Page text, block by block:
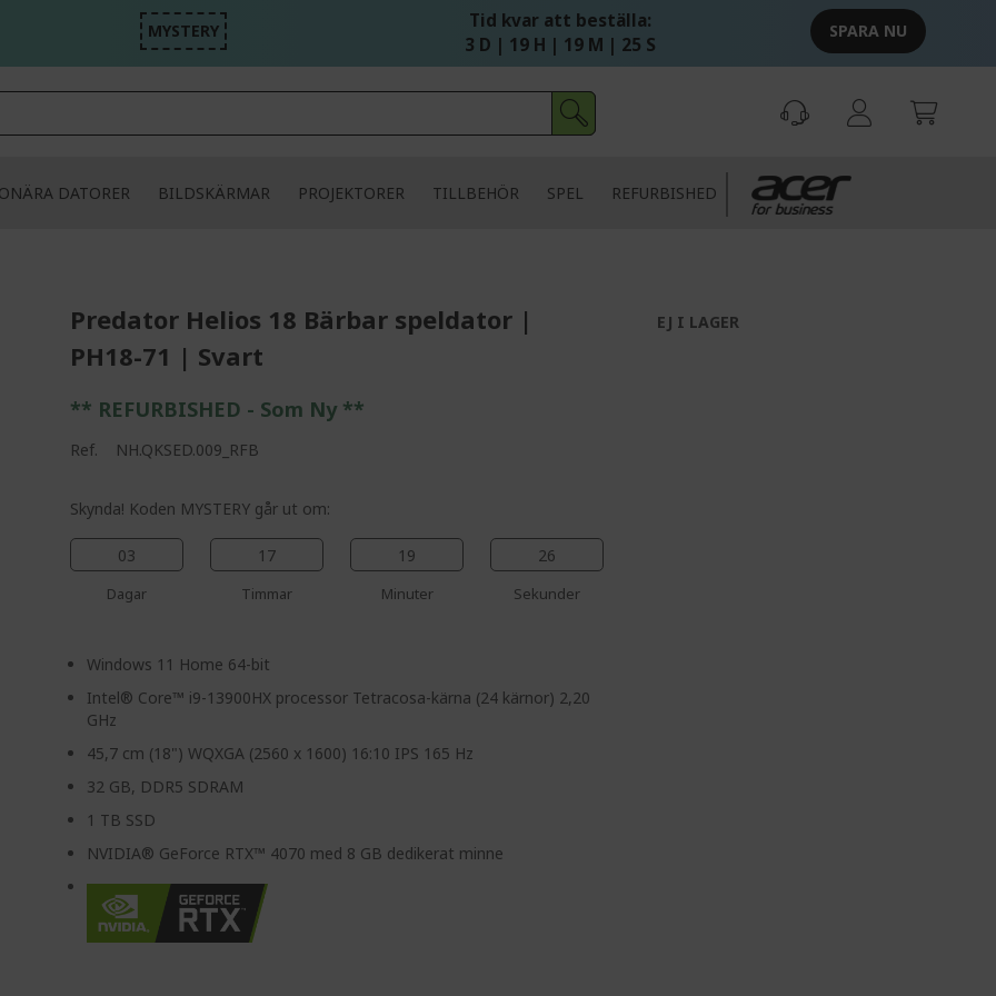
MYSTERY
Tid kvar att beställa:
3 D | 19 H | 19 M | 24 S
SPARA NU
DATORER BILDSKÄRMAR PROJEKTORER TILLBEHÖR SPEL REFURBISHED
Predator Helios 18 Bärbar speldator |
PH18-71 | Svart
** REFURBISHED - Som Ny **
Ref. NH.QKSED.009_RFB
Skynda! Koden MYSTERY går ut om:
03
Dagar
17
Timmar
19
Minuter
25
Sekunder
Windows 11 Home 64-bit
Intel® Core™ i9-13900HX processor Tetracosa-kärna (24 kärnor) 2,20
GHz
45,7 cm (18") WQXGA (2560 x 1600) 16:10 IPS 165 Hz
32 GB, DDR5 SDRAM
1 TB SSD
NVIDIA® GeForce RTX™ 4070 med 8 GB dedikerat minne
EJ I LAGER